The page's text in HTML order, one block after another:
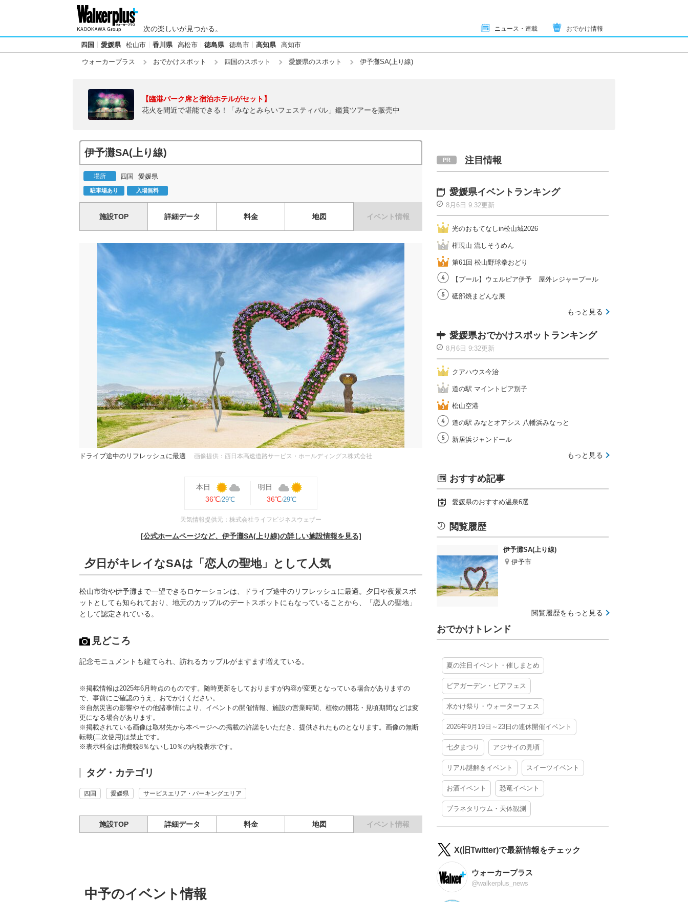
次の楽しいが見つかる。 ニュース・連載 おでかけ情報
四国 愛媛県 松山市 香川県 高松市 徳島県 徳島市 高知県 高知市
ウォーカープラス おでかけスポット 四国のスポット 愛媛県のスポット 伊予灘SA(上り線)
【臨港パーク席と宿泊ホテルがセット】
花火を間近で堪能できる！「みなとみらいフェスティバル」鑑賞ツアーを販売中
伊予灘SA(上り線)
場所 四国 愛媛県
駐車場あり 入場無料
施設TOP 詳細データ 料金 地図 イベント情報
ドライブ途中のリフレッシュに最適 画像提供：西日本高速道路サービス・ホールディングス株式会社
本日
36℃ 29℃
明日
36℃ 29℃
天気情報提供元：株式会社ライフビジネスウェザー
[公式ホームページなど、伊予灘SA(上り線)の詳しい施設情報を見る]
夕日がキレイなSAは「恋人の聖地」として人気
松山市街や伊予灘まで一望できるロケーションは、ドライブ途中のリフレッシュに最適。夕日や夜景スポ
ットとしても知られており、地元のカップルのデートスポットにもなっていることから、「恋人の聖地」
として認定されている。
見どころ
記念モニュメントも建てられ、訪れるカップルがますます増えている。
※掲載情報は2025年6月時点のものです。随時更新をしておりますが内容が変更となっている場合がありますの
で、事前にご確認のうえ、おでかけください。
※自然災害の影響やその他諸事情により、イベントの開催情報、施設の営業時間、植物の開花・見頃期間などは変
更になる場合があります。
※掲載されている画像は取材先から本ページへの掲載の許諾をいただき、提供されたものとなります。画像の無断
転載(二次使用)は禁止です。
※表示料金は消費税8％ないし10％の内税表示です。
タグ・カテゴリ
四国 愛媛県 サービスエリア・パーキングエリア
施設TOP 詳細データ 料金 地図 イベント情報
中予のイベント情報
注目情報
愛媛県イベントランキング
8月6日 9:32更新
光のおもてなしin松山城2026
権現山 流しそうめん
第61回 松山野球拳おどり
【プール】ウェルピア伊予 屋外レジャープール
砥部焼まどんな展
もっと見る
愛媛県おでかけスポットランキング
8月6日 9:32更新
クアハウス今治
道の駅 マイントピア別子
松山空港
道の駅 みなとオアシス 八幡浜みなっと
新居浜ジャンドール
もっと見る
おすすめ記事
愛媛県のおすすめ温泉6選
閲覧履歴
伊予灘SA(上り線)
伊予市
閲覧履歴をもっと見る
おでかけトレンド
夏の注目イベント・催しまとめ
ビアガーデン・ビアフェス
水かけ祭り・ウォーターフェス
2026年9月19日～23日の連休開催イベント
七夕まつり アジサイの見頃
リアル謎解きイベント スイーツイベント
お酒イベント 恐竜イベント
プラネタリウム・天体観測
X(旧Twitter)で最新情報をチェック
ウォーカープラス
@walkerplus_news